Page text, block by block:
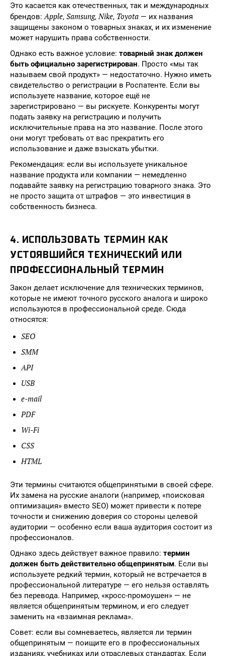
Это касается как отечественных, так и международных
брендов:Apple, Samsung,Nike, Toyota — их названия
защищены законом о товарных знаках, и их изменение
может нарушить права собственности.
Однако есть важное условие: товарный знак должен
быть официально зарегистрирован. Просто «мы так
называем свой продукт» — недостаточно. Нужно иметь
свидетельство о регистрации в Роспатенте. Если вы
используете название, которое ещё не
зарегистрировано — вы рискуете. Конкуренты могут
подать заявку на регистрацию и получить
исключительные права на это название. После этого
они могут требовать от вас прекратить его
использование и даже взыскать убытки.
Рекомендация: если вы используете уникальное
название продукта или компании — немедленно
подавайте заявку на регистрацию товарного знака. Это
не просто защита от штрафов — это инвестиция в
собственность бизнеса.
4. ИСПОЛЬЗОВАТЬ ТЕРМИН КАК
УСТОЯВШИЙСЯ ТЕХНИЧЕСКИЙ ИЛИ
ПРОФЕССИОНАЛЬНЫЙ ТЕРМИН
Закон делает исключение для технических терминов,
которые не имеют точного русского аналога и широко
используются в профессиональной среде. Сюда
относятся:
SEO
SMM
API
USB
e-mail
PDF
Wi-Fi
CSS
HTML
Эти термины считаются общепринятыми в своей сфере.
Их замена на русские аналоги (например, «поисковая
оптимизация» вместо SEO) может привести к потере
точности и снижению доверия со стороны целевой
аудитории — особенно если ваша аудитория состоит из
профессионалов.
Однако здесь действует важное правило: термин
должен быть действительно общепринятым. Если вы
используете редкий термин, который не встречается в
профессиональной литературе — его нельзя оставлять
без перевода. Например, «кросс-промоушен» — не
является общепринятым термином, и его следует
заменить на «взаимная реклама».
Совет: если вы сомневаетесь, является ли термин
общепринятым — поищите его в профессиональных
изданиях, учебниках или отраслевых стандартах. Если